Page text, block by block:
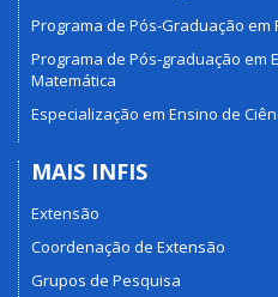
Programa de Pós-Graduação em
Programa de Pós-graduação em
Matemática
Especialização em Ensino de
MAIS INFIS
Extensão
Coordenação de Extensão
Grupos de Pesquisa